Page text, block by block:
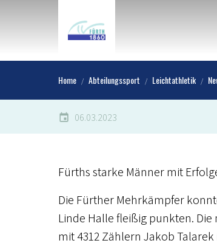
Home Abteilungssport Leichtathletik
06.03.2023
Fürths starke Männer mit
Die Fürther Mehrkämpfer
Linde Halle fleißig punkten.
mit 4312 Zählern Jakob